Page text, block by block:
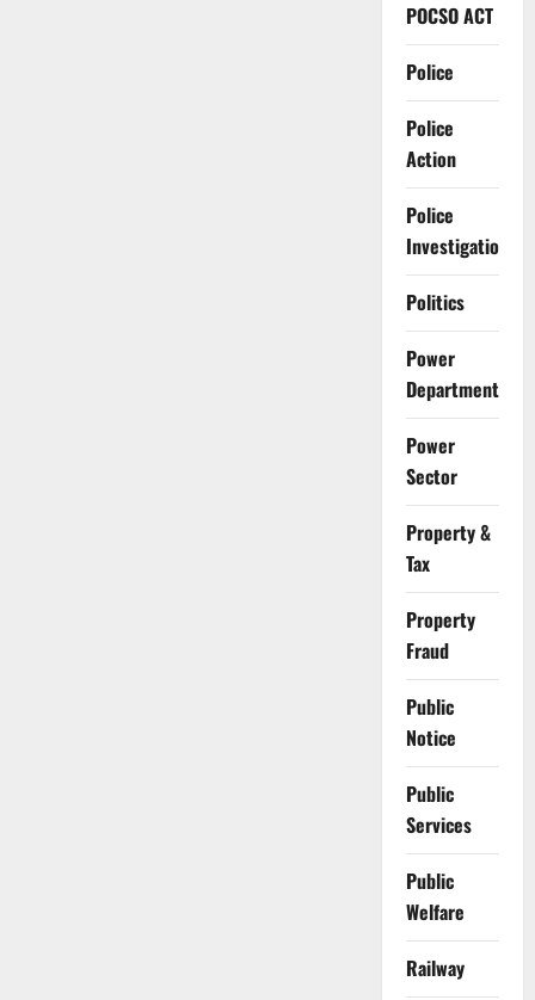
POCSO ACT
Police
Police
Action
Police
Investigation
Politics
Power
Department
Power
Sector
Property &
Tax
Property
Fraud
Public
Notice
Public
Services
Public
Welfare
Railway